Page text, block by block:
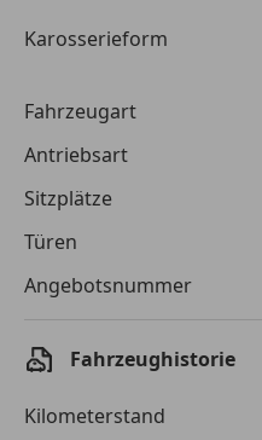
Kreditbetrag
Gesamtbetrag
Einberechnete Gebühren
Effektivzinsatz
Sollzinssatz
Monatliche Rate
Karosserieform
Fahrzeugart
Antriebsart
Sitzplätze
Türen
Angebotsnummer
Fahrzeughistorie
Kilometerstand